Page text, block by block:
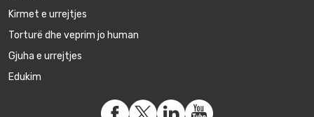
Kirmet e urrejtjes
Torturë dhe veprim jo human
Gjuha e urrejtjes
Edukim